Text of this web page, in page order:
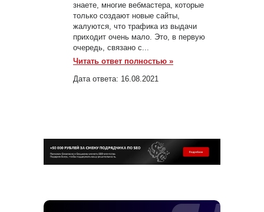
знаете, многие вебмастера, которые
только создают новые сайты,
жалуются, что трафика из выдачи
приходит очень мало. Это, в первую
очередь, связано с...
Читать ответ полностью »
Дата ответа: 16.08.2021